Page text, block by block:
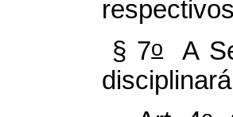
§ 7oA